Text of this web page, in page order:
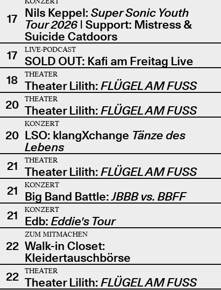
17 Nils Keppel: Super Sonic Youth
Tour 2026| Support: Mistress &
Suicide Catdoors
17
LIVE-PODCAST
SOLD OUT: Kafi am Freitag Live
18
THEATER
Theater Lilith: FLÜGEL AM FUSS
20
THEATER
Theater Lilith: FLÜGEL AM FUSS
20
KONZERT
LSO: klangXchange Tänze des
Lebens
21
THEATER
Theater Lilith: FLÜGEL AM FUSS
21
KONZERT
Big Band Battle:JBBB vs. BBFF
21
KONZERT
Edb: Eddie's Tour
22
ZUM MITMACHEN
Walk-in Closet:
Kleidertauschbörse
22
THEATER
Theater Lilith: FLÜGEL AM FUSS